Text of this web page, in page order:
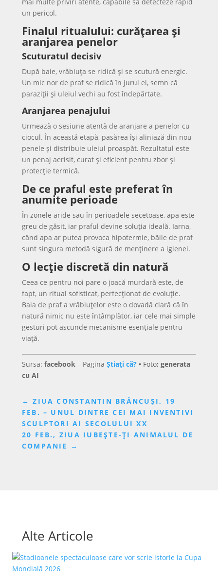
un pericol.
Finalul ritualului: curățarea și
aranjarea penelor
Scuturatul decisiv
După baie, vrăbiuța se ridică și se scutură energic.
Un mic nor de praf se ridică în jurul ei, semn că
paraziții și uleiul vechi au fost îndepărtate.
Aranjarea penajului
Urmează o sesiune atentă de aranjare a penelor cu
ciocul. În această etapă, pasărea își aliniază din nou
penele și distribuie uleiul proaspăt. Rezultatul este
un penaj aerisit, curat și eficient pentru zbor și
protecție termică.
De ce praful este preferat în
anumite perioade
În zonele aride sau în perioadele secetoase, apa este
greu de găsit, iar praful devine soluția ideală. Iarna,
când apa ar putea provoca hipotermie, băile de praf
sunt singura metodă sigură de menținere a igienei.
O lecție discretă din natură
Ceea ce pentru noi pare o joacă murdară este, de
fapt, un ritual sofisticat, perfecționat de evoluție.
Baia de praf a vrăbiuțelor este o dovadă clară că în
natură nimic nu este întâmplător, iar cele mai simple
gesturi pot ascunde mecanisme esențiale pentru
viață.
Sursa: facebook– Pagina Știați că?• Foto: generata
cu AI
←ZIUA CONSTANTIN BRÂNCUȘI, 19
FEB. – UNUL DINTRE CEI MAI INVENTIVI
SCULPTORI AI SECOLULUI XX
20 FEB., ZIUA IUBEȘTE-ȚI ANIMALUL DE
COMPANIE
→
Alte Articole